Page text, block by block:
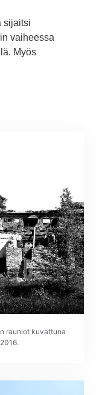
sijaitsi
vaiheessa
Myös
rauniot kuvattuna